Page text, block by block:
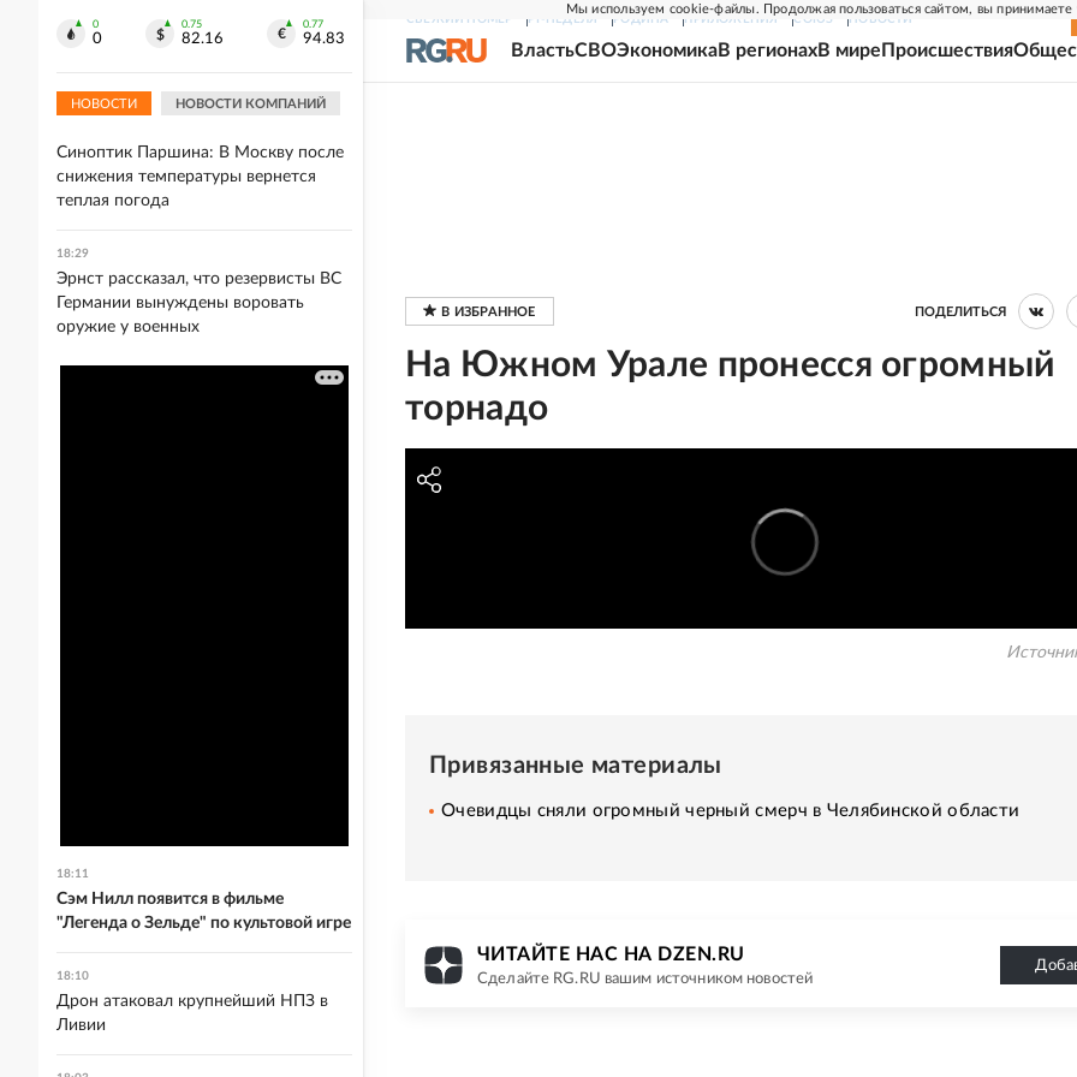
Мы используем cookie-файлы. Продолжая пользоваться сайтом, вы принимаете
СВЕЖИЙ НОМЕР РГ-НЕДЕЛЯ РОДИНА ПРИЛОЖЕНИЯ СОЮЗ НОВОСТИ
ВластьСВОЭкономикаВ регионахВ мире Происшествия
ПОДЕЛИТЬСЯ
На Южном Урале пронесся огромный
торнадо
Привязанные материалы
Очевидцы сняли огромный черный смерч в Челябинской области
ЧИТАЙТЕ НАС НА DZEN.RU
Сделайте RG.RU вашим источником новостей
0
0
0.75
82.16
0.77
94.83
НОВОСТИ НОВОСТИ КОМПАНИЙ
18:44
Синоптик Паршина: В Москву после
снижения температуры вернется
теплая погода
18:29
Эрнст рассказал, что резервисты ВС
Германии вынуждены воровать
оружие у военных
18:11
Сэм Нилл появится в фильме
"Легенда о Зельде" по культовой игре
18:10
Дрон атаковал крупнейший НПЗ в
Ливии